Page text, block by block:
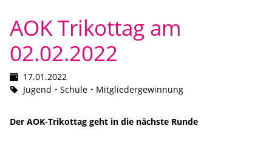
AOK Trikottag am
02.02.2022
17.01.2022
Jugend
Schule Mitgliedergewinnung
Der AOK-Trikottag geht in die nächste Runde